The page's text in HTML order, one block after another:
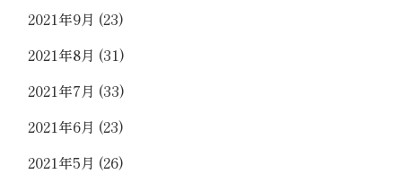
2021年9月 (23)
2021年8月 (31)
2021年7月 (33)
2021年6月 (23)
2021年5月 (26)